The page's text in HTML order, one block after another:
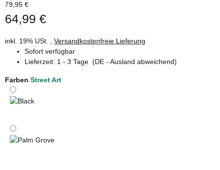
79,95 €
64,99 €
inkl. 19% USt. , Versandkostenfreie Lieferung
Sofort verfügbar
Lieferzeit: 1 - 3 Tage (DE - Ausland abweichend)
Farben Street Art
Black